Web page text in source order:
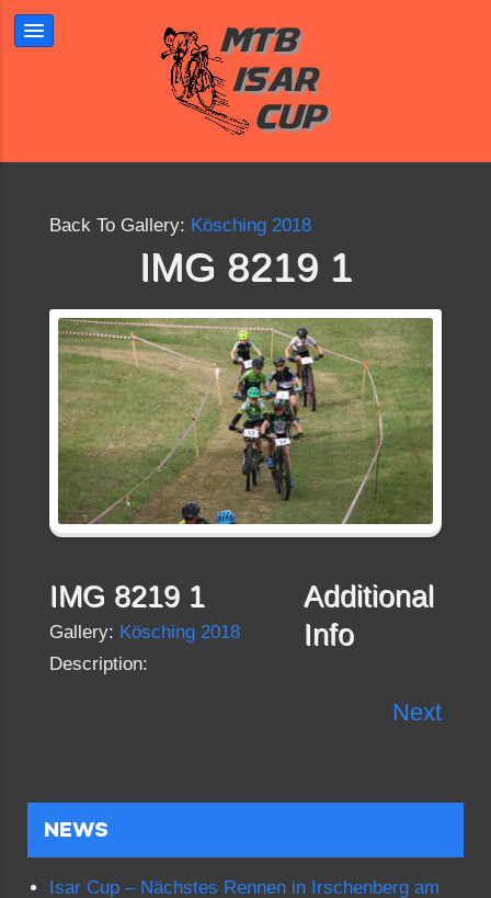
Back To Gallery: Kösching 2018
IMG 8219 1
IMG 8219 1
Gallery: Kösching 2018
Description:
Additional
Info
Next
NEWS
Isar Cup – Nächstes Rennen in Irschenberg am